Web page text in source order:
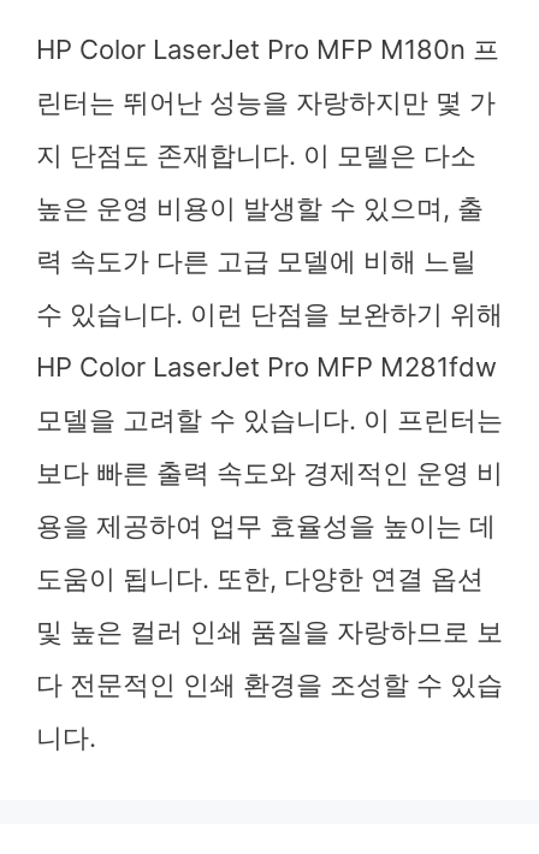
HP Color LaserJet Pro MFP M180n 프
린터는 뛰어난 성능을 자랑하지만 몇 가
지 단점도 존재합니다. 이 모델은 다소
높은 운영 비용이 발생할 수 있으며, 출
력 속도가 다른 고급 모델에 비해 느릴
수 있습니다. 이런 단점을 보완하기 위해
HP Color LaserJet Pro MFP M281fdw
모델을 고려할 수 있습니다. 이 프린터는
보다 빠른 출력 속도와 경제적인 운영 비
용을 제공하여 업무 효율성을 높이는 데
도움이 됩니다. 또한, 다양한 연결 옵션
및 높은 컬러 인쇄 품질을 자랑하므로 보
다 전문적인 인쇄 환경을 조성할 수 있습
니다.